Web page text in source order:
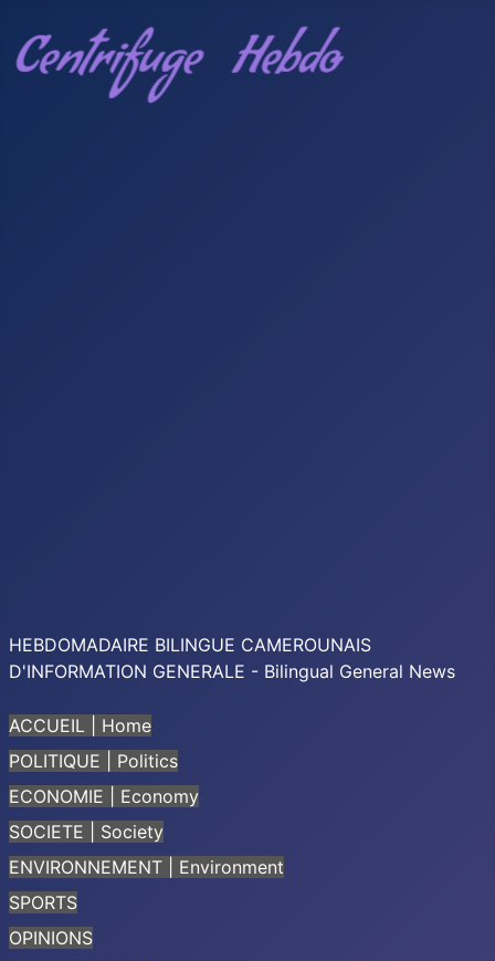
HEBDOMADAIRE BILINGUE CAMEROUNAIS
D'INFORMATION GENERALE - Bilingual General News
ACCUEIL | Home
POLITIQUE | Politics
ECONOMIE | Economy
SOCIETE | Society
ENVIRONNEMENT | Environment
SPORTS
OPINIONS